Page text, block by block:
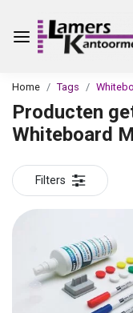
Home Tags
Producten
Whiteboard
Filters